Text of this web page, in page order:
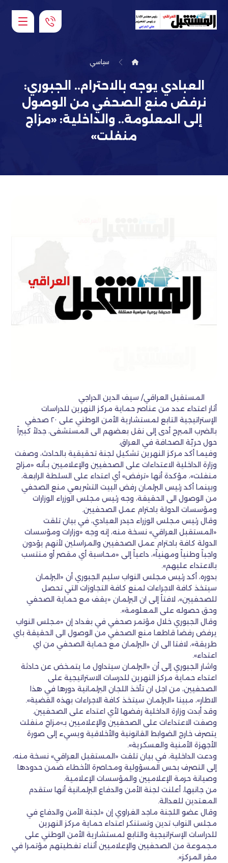
سياسي
العبادي يوجه بالاحترام.. الجبوري:
نرفض منع الصحفي من الوصول
إلى المعلومة.. والداخلية: «مزاج
منفلت»
المستقبل العراقي/ سيف الدين الدراجي
أثار اعتداء عدد من عناصر حماية مركز النهرين للدراسات
الإستراتيجية التابع لمستشارية الأمن الوطني على ٢٠ صحفي
بالضرب المبرح أدى إلى نقل بعضهم الى المستشفى، جدلاً كبيراً
حول حريّة الصحافة في العراق.
وفيما أكد مركز النهرين تشكيل لجنة تحقيقية بالحادث، وصفت
وزارة الداخلية الاعتداءات على الصحفيين والإعلاميين بـأنه «مزاج
منفلت»، مؤكدة أنها «ترفض» أي اعتداء على السلطة الرابعة،
وبينما أكد رئيس البرلمان رفض البيت التشريعي منع الصحفي
من الوصول الى الحقيقة، وجه رئيس مجلس الوزراء الوزارات
ومؤسسات الدولة باحترام عمل الصحفيين.
وقال رئيس مجلس الوزراء حيدر العبادي، في بيان تلقت
«المستقبل العراقي» نسخة منه، إنه وجه «وزارات ومؤسسات
الدولة كافة باحترام عمل الصحفيين والمراسلين لأنهم يؤدون
واجباً وطنياً ومهنياً»، داعياً إلى «محاسبة أي مقصر أو منتسب
بالاعتداء عليهم».
بدوره، أكد رئيس مجلس النواب سليم الجبوري أن «البرلمان
سيتخذ كافة الاجراءات لمنع كافة التجاوزات التي تحصل
للصحفيين»، لافتاً إلى ان البرلمان «يقف مع حماية الصحفي
وحق حصوله على المعلومة».
وقال الجبوري خلال مؤتمر صحفي في بغداد إن «مجلس النواب
يرفض رفضا قاطعا منع الصحفي من الوصول الى الحقيقة باي
طريقة»، لافتا الى ان «البرلمان مع حماية الصحفي من اي
اعتداء».
واشار الجبوري إلى أن «البرلمان سيتداول ما يتمخض عن حادثة
اعتداء حماية مركز النهرين للدرسات الاستراتيجية على
الصحفيين، من اجل ان تأخذ اللجان البرلمانية دورها في هذا
الاطار»، مبينا «البرلمان سيتخذ كافة الاجراءات بهذه القضية».
وقد أبدت وزارة الداخلية رفضها لأي اعتداء على الصحفيين.
وصفت الاعتداءات على الصحفيين والإعلاميين بـ»مزاج منفلت
يتصرف خارج الضوابط القانونية والأخلاقية ويسيء إلى صورة
الأجهزة الأمنية والعسكرية».
ودعت الداخلية، في بيان تلقت «المستقبل العراقي» نسخة منه،
إلى التصرف بحس المسؤولية ومحاصرة الأخطاء ضمن حدودها
وصيانة حرمة الإعلاميين والمؤسسات الإعلامية.
من جانبها، أعلنت لجنة الأمن والدفاع البرلمانية أنها ستقدم
المعتدين للعدالة.
وقال عضو اللجنة ماجد الغراوي إن «لجنة الأمن والدفاع في
مجلس النواب تدين وتستنكر اعتداء حماية مركز النهرين
للدراسات الإستراتيجية والتابع لمستشارية الأمن الوطني على
مجموعة من الصحفيين والإعلاميين أثناء تغطيتهم مؤتمرا في
مقر المركز».